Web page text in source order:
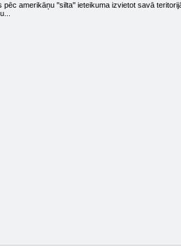
amerikāņu ''silta'' ieteikuma izvietot savā